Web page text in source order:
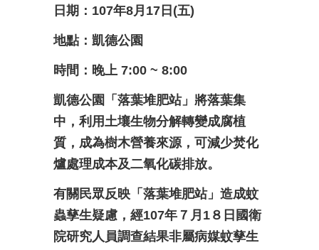
日期： 107年8月17日(五)
地點：凱德公園
時間：晚上 7:00 ~ 8:00
凱德公園「落葉堆肥站」將落葉集
中，利用土壤生物分解轉變成腐植
質，成為樹木營養來源，可減少焚化
爐處理成本及二氧化碳排放。
有關民眾反映「落葉堆肥站」造成蚊
蟲孳生疑慮，經107年７月1８日國衛
院研究人員調查結果非屬病媒蚊孳生